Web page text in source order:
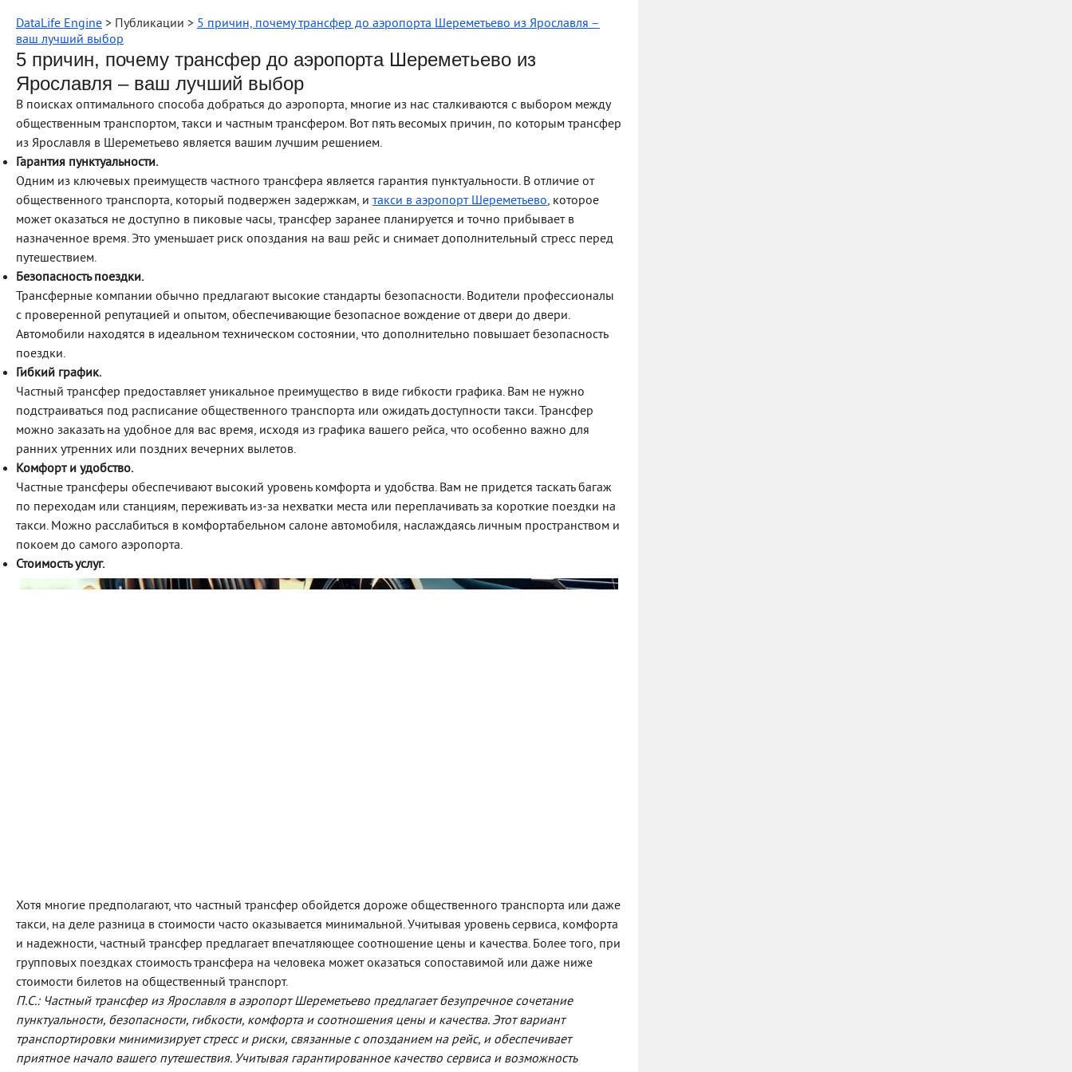
DataLife Engine > Публикации > 5 причин, почему трансфер до аэропорта Шереметьево из Ярославля –
ваш лучший выбор
5 причин, почему трансфер до аэропорта Шереметьево из
Ярославля – ваш лучший выбор
В поисках оптимального способа добраться до аэропорта, многие из нас сталкиваются с выбором между
общественным транспортом, такси и частным трансфером. Вот пять весомых причин, по которым трансфер
из Ярославля в Шереметьево является вашим лучшим решением.
Гарантия пунктуальности.
Одним из ключевых преимуществ частного трансфера является гарантия пунктуальности. В отличие от
общественного транспорта, который подвержен задержкам, и такси в аэропорт Шереметьево, которое
может оказаться не доступно в пиковые часы, трансфер заранее планируется и точно прибывает в
назначенное время. Это уменьшает риск опоздания на ваш рейс и снимает дополнительный стресс перед
путешествием.
Безопасность поездки.
Трансферные компании обычно предлагают высокие стандарты безопасности. Водители профессионалы
с проверенной репутацией и опытом, обеспечивающие безопасное вождение от двери до двери.
Автомобили находятся в идеальном техническом состоянии, что дополнительно повышает безопасность
поездки.
Гибкий график.
Частный трансфер предоставляет уникальное преимущество в виде гибкости графика. Вам не нужно
подстраиваться под расписание общественного транспорта или ожидать доступности такси. Трансфер
можно заказать на удобное для вас время, исходя из графика вашего рейса, что особенно важно для
ранних утренних или поздних вечерних вылетов.
Комфорт и удобство.
Частные трансферы обеспечивают высокий уровень комфорта и удобства. Вам не придется таскать багаж
по переходам или станциям, переживать из-за нехватки места или переплачивать за короткие поездки на
такси. Можно расслабиться в комфортабельном салоне автомобиля, наслаждаясь личным пространством и
покоем до самого аэропорта.
Стоимость услуг.
Хотя многие предполагают, что частный трансфер обойдется дороже общественного транспорта или даже
такси, на деле разница в стоимости часто оказывается минимальной. Учитывая уровень сервиса, комфорта
и надежности, частный трансфер предлагает впечатляющее соотношение цены и качества. Более того, при
групповых поездках стоимость трансфера на человека может оказаться сопоставимой или даже ниже
стоимости билетов на общественный транспорт.
П.С.: Частный трансфер из Ярославля в аэропорт Шереметьево предлагает безупречное сочетание
пунктуальности, безопасности, гибкости, комфорта и соотношения цены и качества. Этот вариант
транспортировки минимизирует стресс и риски, связанные с опозданием на рейс, и обеспечивает
приятное начало вашего путешествия. Учитывая гарантированное качество сервиса и возможность